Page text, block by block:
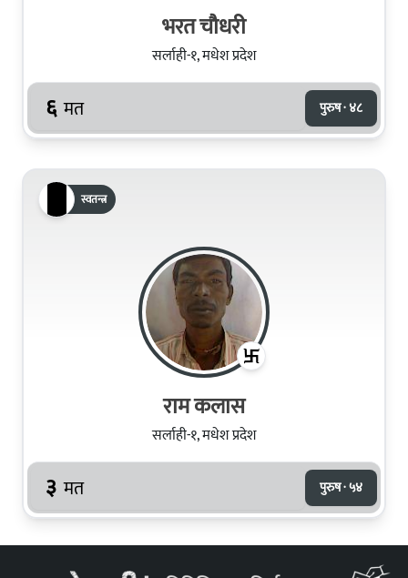
भरत चौधरी
सर्लाही-१, मधेश प्रदेश
६ मत पुरुष · ४८
स्वतन्त्र
राम कलास
सर्लाही-१, मधेश प्रदेश
३ मत पुरुष · ५४